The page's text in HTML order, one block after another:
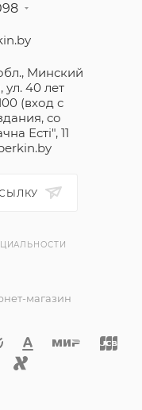
Минский
40 лет
(вход с
со
Естi", 11
магазин